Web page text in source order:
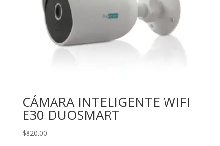
CÁMARA INTELIGENTE WIFI
E30 DUOSMART
$820.00